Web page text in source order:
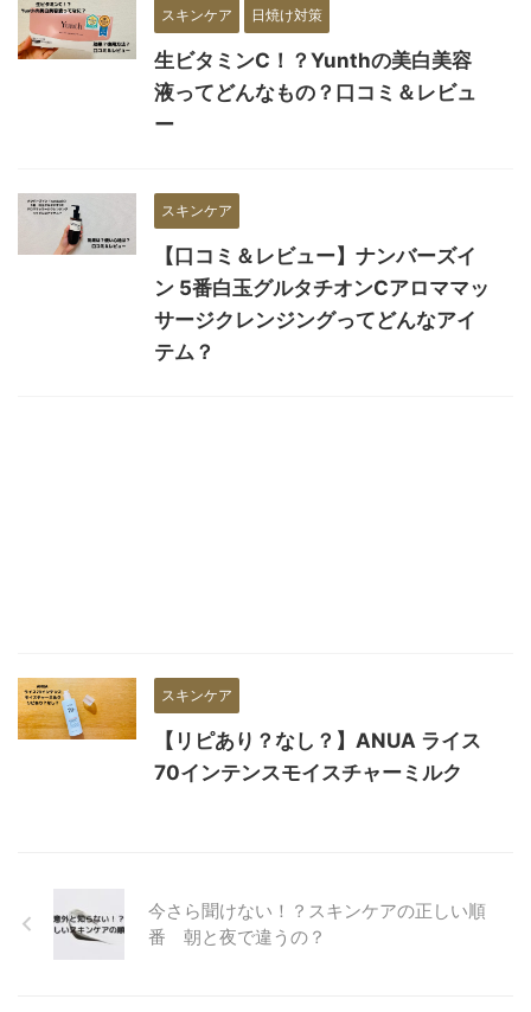
スキンケア 日焼け対策
生ビタミンC！？Yunthの美白美容
液ってどんなもの？口コミ＆レビュ
ー
スキンケア
【口コミ＆レビュー】ナンバーズイ
ン 5番白玉グルタチオンCアロママッ
サージクレンジングってどんなアイ
テム？
スキンケア
【リピあり？なし？】ANUA ライス
70インテンスモイスチャーミルク
今さら聞けない！？スキンケアの正しい順
番 朝と夜で違うの？